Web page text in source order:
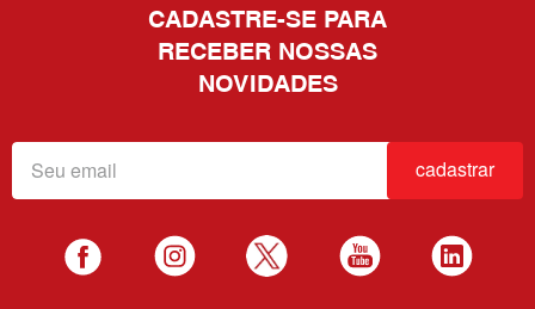
CADASTRE-SE PARA
RECEBER NOSSAS
NOVIDADES
cadastrar